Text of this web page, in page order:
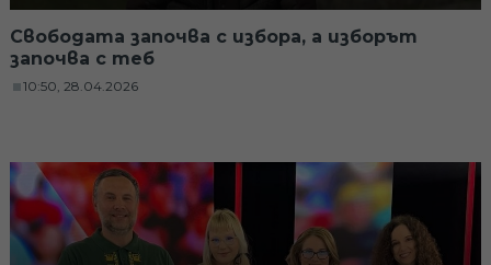
Свободата започва с избора, а изборът
започва с теб
10:50, 28.04.2026